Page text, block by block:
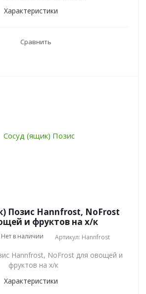
Характеристики
Сравнить
Позис Hannfrost, NoFrost
и фруктов на х/к
Нет в наличии Артикул: Hannfrost
Hannfrost, NoFrost для овощей и
фруктов на х/к
Характеристики